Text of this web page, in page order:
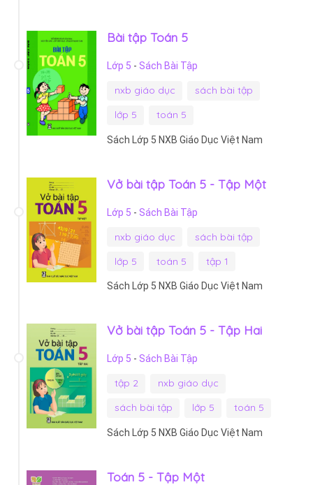
Bài tập Toán 5
Lớp 5 - Sách Bài Tập
nxb giáo dục
sách bài tập
lớp 5
toán 5
Sách Lớp 5 NXB Giáo Dục Việt Nam
Vở bài tập Toán 5 - Tập Một
Lớp 5 - Sách Bài Tập
nxb giáo dục
sách bài tập
lớp 5
toán 5 tập 1
Sách Lớp 5 NXB Giáo Dục Việt Nam
Vở bài tập Toán 5 - Tập Hai
Lớp 5 - Sách Bài Tập
tập 2
nxb giáo dục
sách bài tập
lớp 5 toán 5
Sách Lớp 5 NXB Giáo Dục Việt Nam
Toán 5 - Tập Một